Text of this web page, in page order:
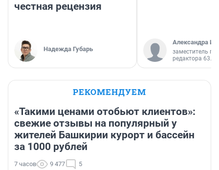
честная рецензия
Надежда Губарь
Александра
заместитель
редактора 63.RU
РЕКОМЕНДУЕМ
«Такими ценами отобьют клиентов»:
свежие отзывы на популярный у
жителей Башкирии курорт и бассейн
за 1000 рублей
7 часов 9 477 5